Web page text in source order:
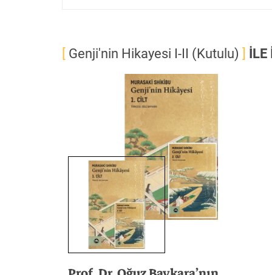
Genji'nin Hikayesi I-II (Kutulu) İLE